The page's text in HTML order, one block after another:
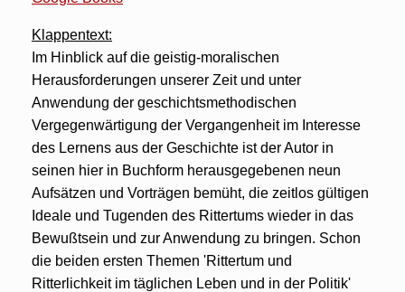
Klappentext:
Im Hinblick auf die geistig-moralischen
Herausforderungen unserer Zeit und unter
Anwendung der geschichtsmethodischen
Vergegenwärtigung der Vergangenheit im Interesse
des Lernens aus der Geschichte ist der Autor in
seinen hier in Buchform herausgegebenen neun
Aufsätzen und Vorträgen bemüht, die zeitlos gültigen
Ideale und Tugenden des Rittertums wieder in das
Bewußtsein und zur Anwendung zu bringen. Schon
die beiden ersten Themen 'Rittertum und
Ritterlichkeit im täglichen Leben und in der Politik'